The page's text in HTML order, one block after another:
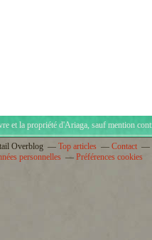
et la propriété d'Ariaga, sauf mention
Overblog Top articles
Contact
personnelles Préférences cookies